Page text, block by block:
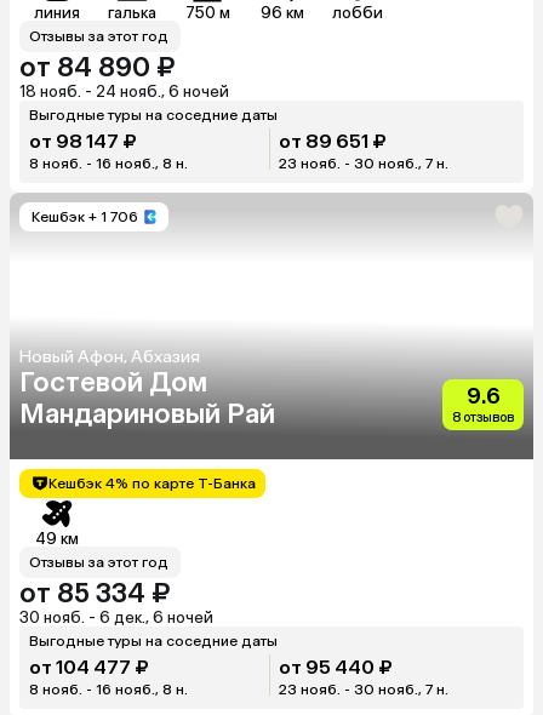
линия галька 750 м 96 км лобби
Отзывы за этот год
от 84 890 ₽
18 нояб. - 24 нояб., 6 ночей
Выгодные туры на соседние даты
от 98 147 ₽
8 нояб. - 16 нояб., 8 н.
от 89 651 ₽
23 нояб. - 30 нояб., 7 н.
Кешбэк + 1 706
Новый Афон, Абхазия
Гостевой Дом
Мандариновый Рай
9.6
8 отзывов
Кешбэк 4% по карте Т-Банка
49 км
Отзывы за этот год
от 85 334 ₽
30 нояб. - 6 дек., 6 ночей
Выгодные туры на соседние даты
от 104 477 ₽
8 нояб. - 16 нояб., 8 н.
от 95 440 ₽
23 нояб. - 30 нояб., 7 н.